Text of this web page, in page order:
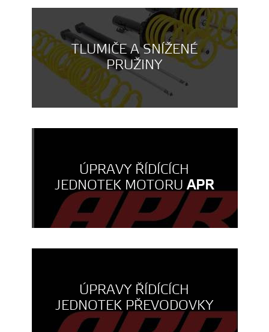
TLUMIČE A SNÍŽENÉ
PRUŽINY
ÚPRAVY ŘÍDÍCÍCH
JEDNOTEK MOTORUAPR
ÚPRAVY ŘÍDÍCÍCH
JEDNOTEK PŘEVODOVKY